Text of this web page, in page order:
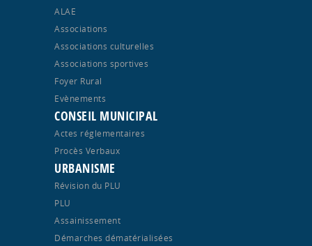
ALAE
Associations
Associations culturelles
Associations sportives
Foyer Rural
Evènements
CONSEIL MUNICIPAL
Actes réglementaires
Procès Verbaux
URBANISME
Révision du PLU
PLU
Assainissement
Démarches dématérialisées